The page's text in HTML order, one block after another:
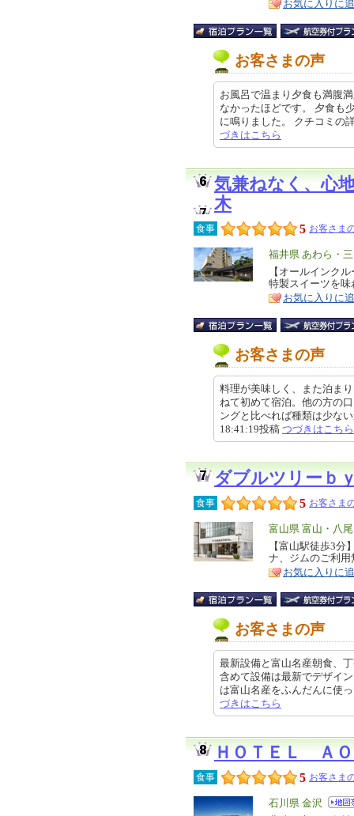
お気に入りに
お客さまの声
お風呂で温まり夕食も満腹
なかったほどです。 夕食も
に鳴りました。 クチコミ
づきはこちら
気兼ねなく、
木
食事 5 お客さま
エ
リ
ア
福井県 あわら・
特
徴
【オールインク
特製スイーツを
お気に入りに
お客さまの声
料理が美味しく、また泊ま
ねて初めて宿泊。他の方の
ングと比べれば種類は少な
18:41:19投稿 つづきはこちら
ダブルツリーｂ
食事 5 お客さま
エ
リ
ア
富山県 富山・八
特
徴
【富山駅徒歩3
ナ、ジムのご利
お気に入りに
お客さまの声
最新設備と富山名産朝食、
含めて設備は最新でデザイ
は富山名産をふんだんに使
づきはこちら
ＨＯＴＥＬ Ａ
食事 5 お客さま
エ
石川県 金沢